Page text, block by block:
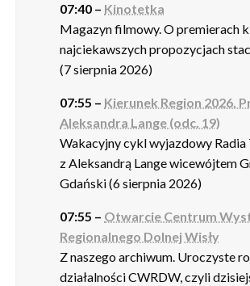
07:40 – Kinotetka
Magazyn filmowy. O premierach
najciekawszych propozycjach
(7 sierpnia 2026)
07:55 – Kierunek Region 2026.
Aleksandra Lange (odc. 19)
Wakacyjny cykl wyjazdowy Radia
z Aleksandrą Lange wicewójtem
Gdański (6 sierpnia 2026)
07:55 – Otwarcie Centrum
Regionalnego Dolnej Wisły
Z naszego archiwum. Uroczyste
działalności CWRDW, czyli